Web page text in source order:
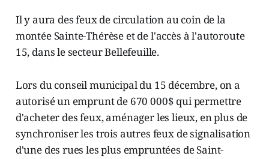
Il y aura des feux de circulation au coin de la
montée Sainte-Thérèse et de l'accès à l'autoroute
15, dans le secteur Bellefeuille.
Lors du conseil municipal du 15 décembre, on a
autorisé un emprunt de 670 000$ qui permettre
d'acheter des feux, aménager les lieux, en plus de
synchroniser les trois autres feux de signalisation
d'une des rues les plus empruntées de Saint-